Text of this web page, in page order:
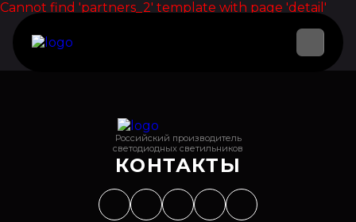
Cannot find 'partners_2' template with page 'detail'
Российский производитель
светодиодных светильников
КОНТАКТЫ